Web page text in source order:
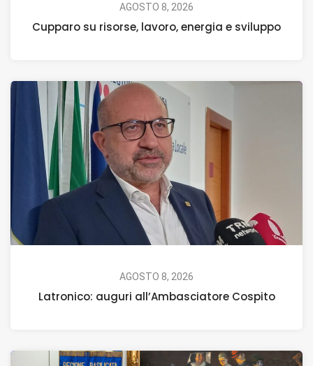
AGOSTO 8, 2026
Cupparo su risorse, lavoro, energia e sviluppo
AGOSTO 8, 2026
Latronico: auguri all’Ambasciatore Cospito